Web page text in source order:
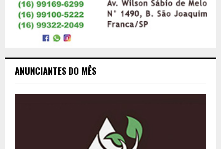
ANUNCIANTES DO MÊS